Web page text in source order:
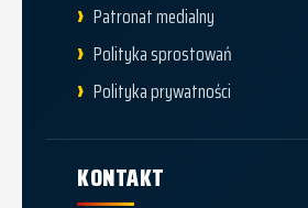
Patronat medialny
Polityka sprostowań
Polityka prywatności
KONTAKT